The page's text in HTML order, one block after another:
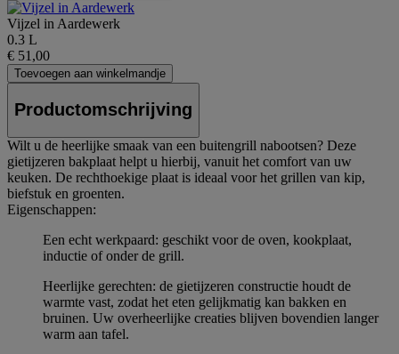
Vijzel in Aardewerk
0.3 L
€ 51,00
Toevoegen aan winkelmandje
Productomschrijving
Wilt u de heerlijke smaak van een buitengrill nabootsen? Deze
gietijzeren bakplaat helpt u hierbij, vanuit het comfort van uw
keuken. De rechthoekige plaat is ideaal voor het grillen van kip,
biefstuk en groenten.
Eigenschappen:
Een echt werkpaard: geschikt voor de oven, kookplaat,
inductie of onder de grill.
Heerlijke gerechten: de gietijzeren constructie houdt de
warmte vast, zodat het eten gelijkmatig kan bakken en
bruinen. Uw overheerlijke creaties blijven bovendien langer
warm aan tafel.